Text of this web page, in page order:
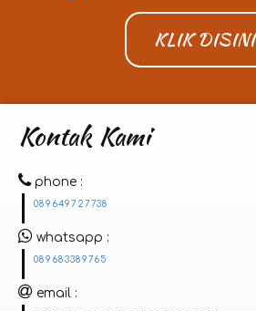
KLIK DISINI
Kontak Kami
phone
089649727738
whatsapp
089683389765
email